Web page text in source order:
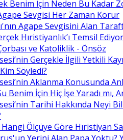
Benim İçin Neden Bu Kadar
Sevgisi Her Zaman Korur
Agape Sevgisini Alan
Hıristiyanlık’ı Temsil
ve Katoliklik - Önsöz
Gerçekle İlgili Yetkili
Söyledi?
Aklanma Konusunda
Benim İçin Hiç İşe Yaradı mı,
Tarihi Hakkında Neyi
Ölçüye Göre Hıristiyan